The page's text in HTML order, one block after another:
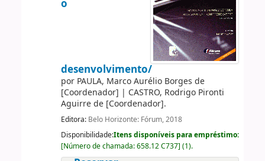
o
desenvolvimento/
por PAULA, Marco Aurélio Borges de
[Coordenador] | CASTRO, Rodrigo Pironti
Aguirre de[Coordenador].
Editora: Belo Horizonte: Fórum, 2018
Disponibilidade:Itens disponíveis para empréstimo:
[Número de chamada:658.12 C737] (1).